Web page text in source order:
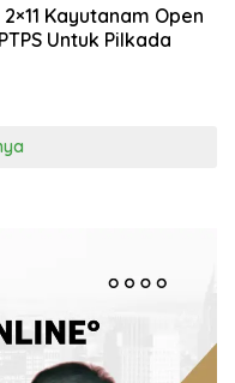
Kayutanam Open
Untuk Pilkada